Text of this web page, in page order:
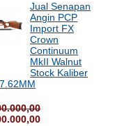
Jual Senapan
Angin PCP
Import FX
Crown
Continuum
MkII Walnut
Stock Kaliber